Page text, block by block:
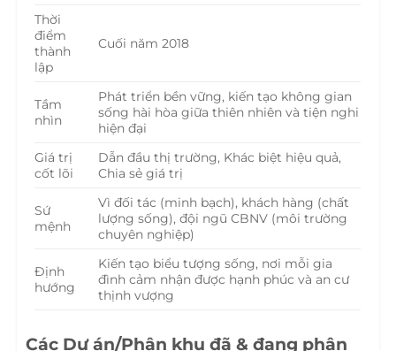
Thời
điểm
thành
lập
Cuối năm 2018
Tầm
nhìn
Phát triển bền vững, kiến tạo không gian
sống hài hòa giữa thiên nhiên và tiện nghi
hiện đại
Giá trị
cốt lõi
Dẫn đầu thị trường, Khác biệt hiệu quả,
Chia sẻ giá trị
Sứ
mệnh
Vì đối tác (minh bạch), khách hàng (chất
lượng sống), đội ngũ CBNV (môi trường
chuyên nghiệp)
Định
hướng
Kiến tạo biểu tượng sống, nơi mỗi gia
đình cảm nhận được hạnh phúc và an cư
thịnh vượng
Các Dự án/Phân khu đã & đang phân